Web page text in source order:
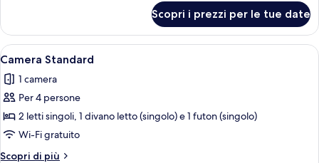
sole
donne
condiviso
Basic,
per
donne
Scopri i prezzi per le tue date
Apri
tutte
le
foto
per
Camera
Standard
Una stanza accogliente e piccola
10
Camera Standard
1 camera
Per 4 persone
2 letti singoli, 1 divano letto (singolo) e 1 futon (singolo)
Wi-Fi gratuito
Scopri di più
Altri